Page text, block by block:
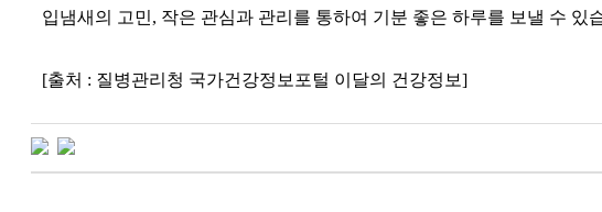
입냄새의 고민, 작은 관심과 관리를 통하여 기분 좋은 하루를 보낼 수 있
[출처 : 질병관리청 국가건강정보포털 이달의 건강정보]